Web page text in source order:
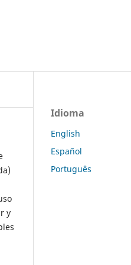
y
Idioma
English
Español
Português